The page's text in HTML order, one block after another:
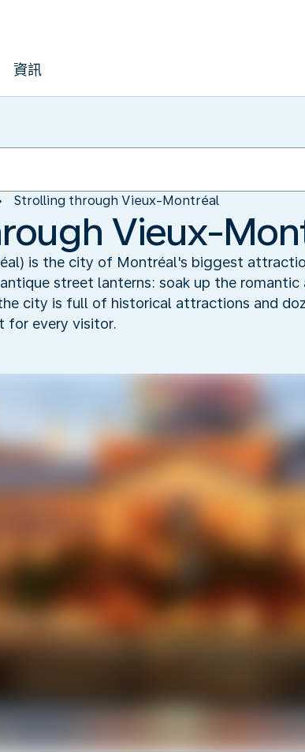
資訊
Strolling through Vieux-Montréal
Vieux-
is the city of Montréal's biggest
street lanterns: soak up the
city is full of historical attractions and
for every visitor.